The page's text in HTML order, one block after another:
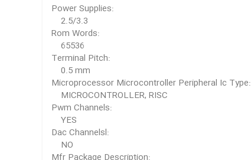
Power Supplies:
2.5/3.3
Rom Words:
65536
Terminal Pitch:
0.5 mm
Microprocessor Microcontroller Peripheral Ic Type:
MICROCONTROLLER, RISC
Pwm Channels:
YES
Dac Channelsl:
NO